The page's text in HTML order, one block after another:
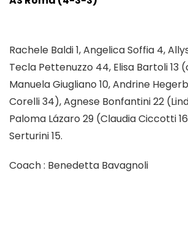
Rachele Baldi 1, Angelica Soffia 4,
Tecla Pettenuzzo 44, Elisa Bartoli 13
Manuela Giugliano 10, Andrine
Corelli 34), Agnese Bonfantini 22
Paloma Lázaro 29 (Claudia Ciccotti
Serturini 15.
Coach : Benedetta Bavagnoli